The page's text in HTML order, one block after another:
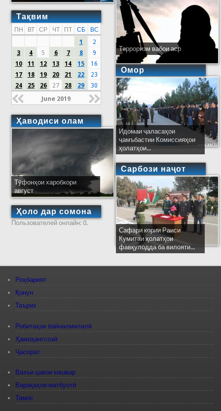
Тақвим
ПН ВТ СР ЧТ ПТ СБ
ВС
1
2
3
4 5 6 7 8
9
10
11 12 13 14 15
16
17
18 19 20 21 22
23
24
25 26 27 28 29 30
June 2019
Ҳаводиси олам
Тӯфонҳои харобкори
август
Ҳоло дар сомона
Пользователей онлайн: 0.
Терроризм вабои аср
Омор
Идомаи ҷаласаҳои
ҷамъбастии Комиссияҳои
ҳолатҳои...
Сарбози наҷот
Сафари кории Раиси
Кумитаи ҳолатҳои
фавқулодда ба вилояти...
Роҳбарият
Қонун
Таърих
Робитаҳои байналмилалӣ
Ҳамоҳангсозӣ
Ҷасорат
Вазъи ҳавои кишвар
Варақаҳои матбуотӣ
Тамос